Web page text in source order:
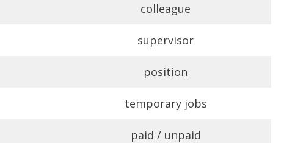
colleague
supervisor
position
temporary jobs
paid / unpaid